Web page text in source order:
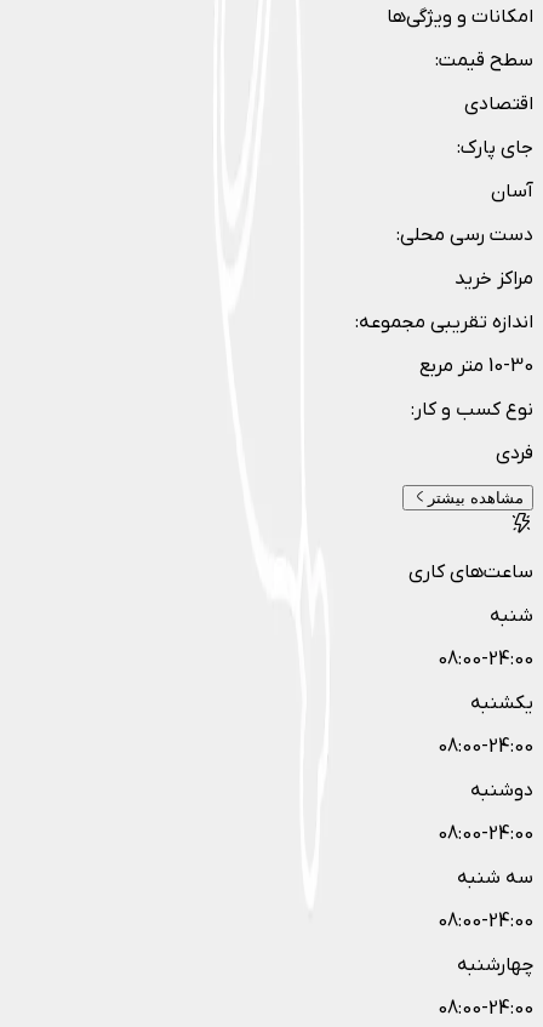
امکانات و ویژگی‌ها
سطح قیمت:
اقتصادی
جای پارک:
آسان
دست رسی محلی:
مراکز خرید
اندازه تقریبی مجموعه:
10-30 متر مربع
نوع کسب و کار :
فردی
مشاهده بیشتر
ساعت‌های کاری
شنبه
08:00-24:00
یکشنبه
08:00-24:00
دوشنبه
08:00-24:00
سه شنبه
08:00-24:00
چهارشنبه
08:00-24:00